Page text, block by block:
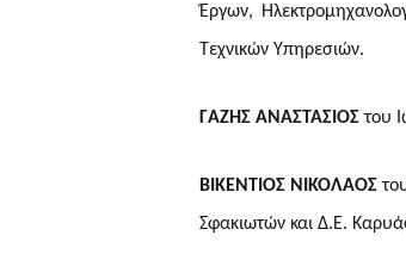
Έργων,
Τεχνικών Υπηρεσιών.
ΓΑΖΗΣ ΑΝΑΣΤΑΣΙΟΣτου
ΒΙΚΕΝΤΙΟΣ ΝΙΚΟΛΑΟΣ
Σφακιωτών και Δ.Ε.